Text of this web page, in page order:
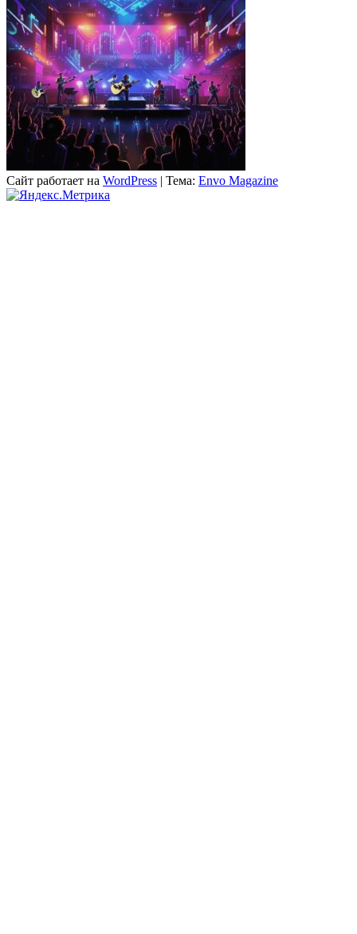
Сайт работает на WordPress | Тема: Envo Magazine